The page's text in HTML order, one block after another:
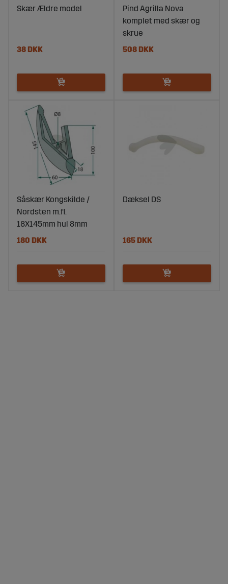
Skær Ældre model
38 DKK
Pind Agrilla Nova
komplet med skær og
skrue
508 DKK
Såskær Kongskilde /
Nordsten m.fl.
18X145mm hul 8mm
180 DKK
Dæksel DS
165 DKK